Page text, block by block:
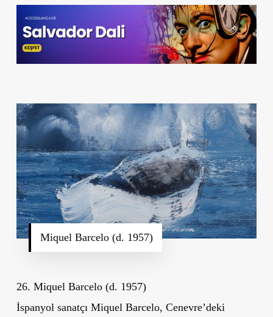
Miquel Barcelo (d. 1957)
26. Miquel Barcelo (d. 1957)
İspanyol sanatçı Miquel Barcelo, Cenevre’deki